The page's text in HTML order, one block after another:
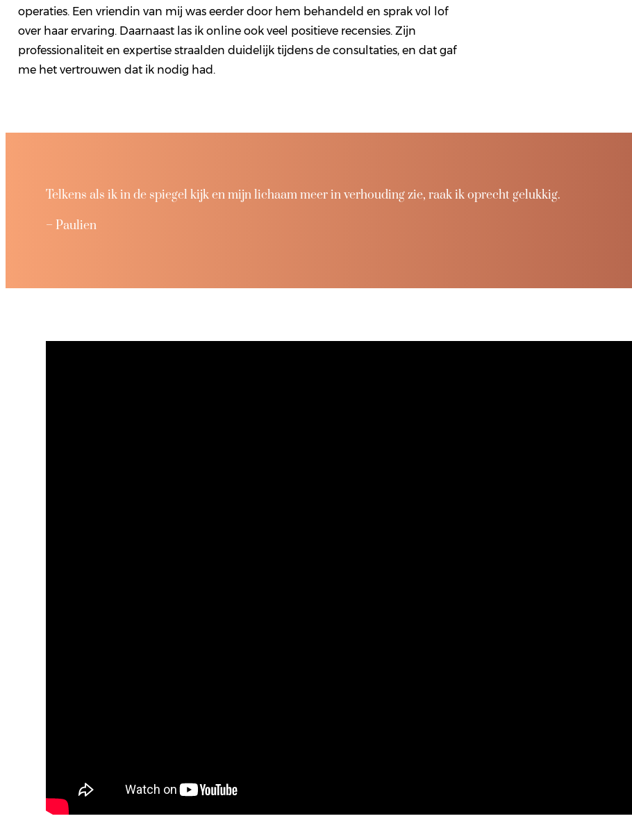
operaties. Een vriendin van mij was eerder door hem behandeld en sprak vol lof
over haar ervaring. Daarnaast las ik online ook veel positieve recensies. Zijn
professionaliteit en expertise straalden duidelijk tijdens de consultaties, en dat gaf
me het vertrouwen dat ik nodig had.
Telkens als ik in de spiegel kijk en mijn lichaam meer in verhouding zie, raak ik oprecht gelukkig.
– Paulien